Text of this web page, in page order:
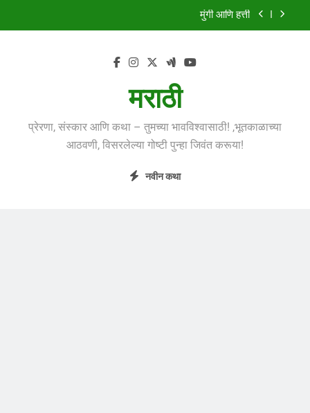
मुंगी आणि हत्ती
मुंगी आणि हत्ती
मराठी
प्रेरणा, संस्कार आणि कथा – तुमच्या भावविश्वासाठी! ,भूतकाळाच्या
आठवणी, विसरलेल्या गोष्टी पुन्हा जिवंत करूया!
नवीन कथा